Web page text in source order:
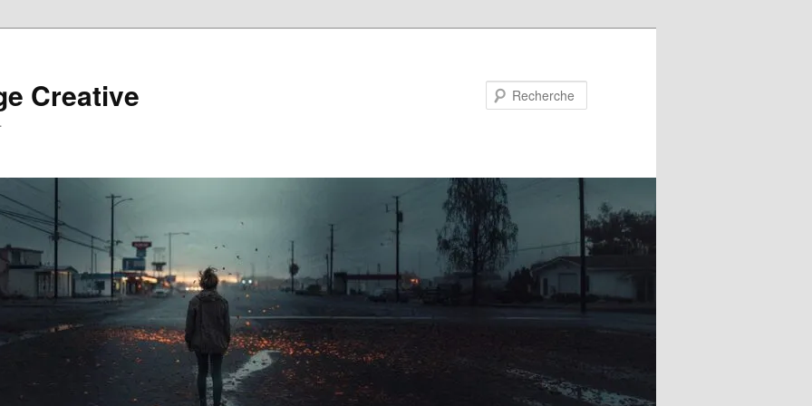
Creative